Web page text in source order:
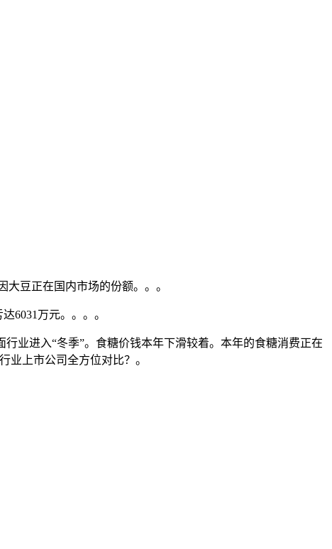
豆正在国内市场的份额。。。
6031万元。。。。
业进入“冬季”。食糖价钱本年下滑较着。本年的食糖消费正在
业上市公司全方位对比？。